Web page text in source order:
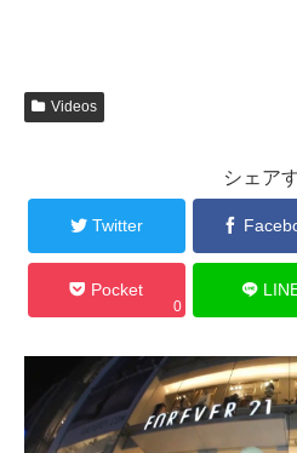
Videos
シェア
Twitter
Pocket
0